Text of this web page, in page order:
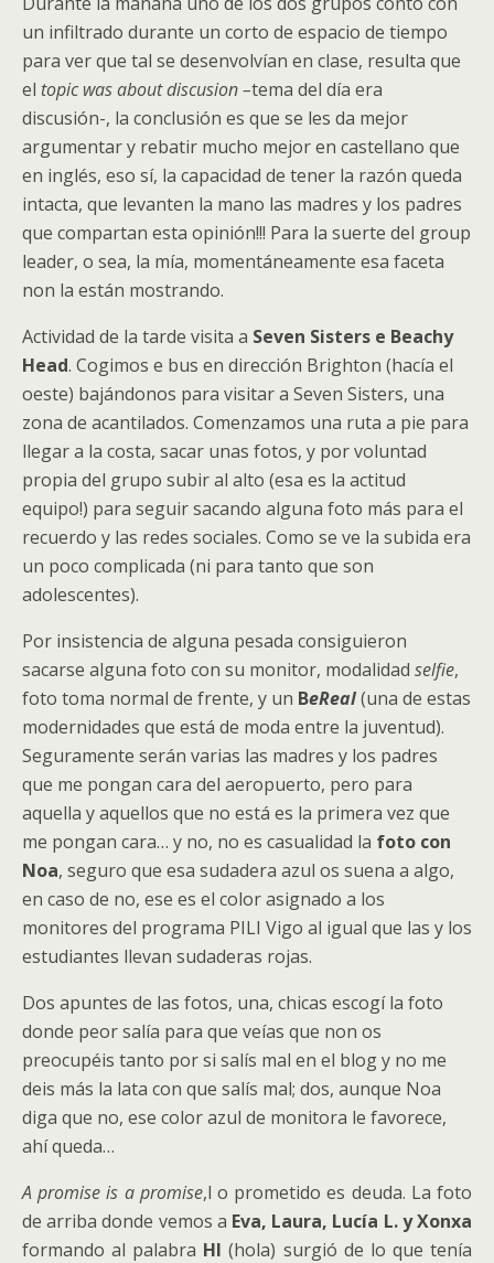
un infiltrado durante un corto de espacio de tiempo
para ver que tal se desenvolvían en clase, resulta que
el topic was about discusion –tema del día era
discusión-, la conclusión es que se les da mejor
argumentar y rebatir mucho mejor en castellano que
en inglés, eso sí, la capacidad de tener la razón queda
intacta, que levanten la mano las madres y los padres
que compartan esta opinión!!! Para la suerte del group
leader, o sea, la mía, momentáneamente esa faceta
non la están mostrando.
Actividad de la tarde visita a Seven Sisters e Beachy
Head. Cogimos e bus en dirección Brighton (hacía el
oeste) bajándonos para visitar a Seven Sisters, una
zona de acantilados. Comenzamos una ruta a pie para
llegar a la costa, sacar unas fotos, y por voluntad
propia del grupo subir al alto (esa es la actitud
equipo!) para seguir sacando alguna foto más para el
recuerdo y las redes sociales. Como se ve la subida era
un poco complicada (ni para tanto que son
adolescentes).
Por insistencia de alguna pesada consiguieron
sacarse alguna foto con su monitor, modalidad selfie,
foto toma normal de frente, y un BeReal(una de estas
modernidades que está de moda entre la juventud).
Seguramente serán varias las madres y los padres
que me pongan cara del aeropuerto, pero para
aquella y aquellos que no está es la primera vez que
me pongan cara… y no, no es casualidad la foto con
Noa, seguro que esa sudadera azul os suena a algo,
en caso de no, ese es el color asignado a los
monitores del programa PILI Vigo al igual que las y los
estudiantes llevan sudaderas rojas.
Dos apuntes de las fotos, una, chicas escogí la foto
donde peor salía para que veías que non os
preocupéis tanto por si salís mal en el blog y no me
deis más la lata con que salís mal; dos, aunque Noa
diga que no, ese color azul de monitora le favorece,
ahí queda…
A promise is a promise,l o prometido es deuda. La foto
de arriba donde vemos a Eva, Laura, Lucía L. y Xonxa
formando al palabra HI (hola) surgió de lo que tenía